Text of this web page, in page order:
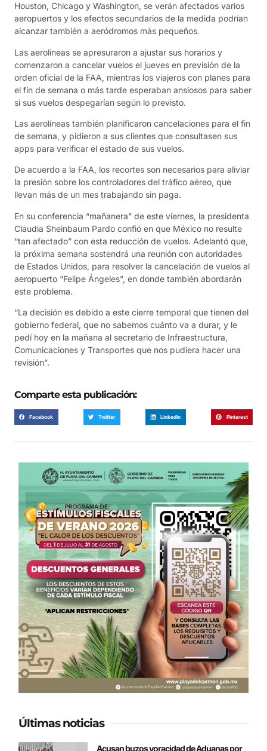
Houston, Chicago y Washington, se verán afectados varios
aeropuertos y los efectos secundarios de la medida podrían
alcanzar también a aeródromos más pequeños.
Las aerolíneas se apresuraron a ajustar sus horarios y
comenzaron a cancelar vuelos el jueves en previsión de la
orden oficial de la FAA, mientras los viajeros con planes para
el fin de semana o más tarde esperaban ansiosos para saber
si sus vuelos despegarían según lo previsto.
Las aerolíneas también planificaron cancelaciones para el fin
de semana, y pidieron a sus clientes que consultasen sus
apps para verificar el estado de sus vuelos.
De acuerdo a la FAA, los recortes son necesarios para aliviar
la presión sobre los controladores del tráfico aéreo, que
llevan más de un mes trabajando sin paga.
En su conferencia “mañanera” de este viernes, la presidenta
Claudia Sheinbaum Pardo confió en que México no resulte
“tan afectado” con esta reducción de vuelos. Adelantó que,
la próxima semana sostendrá una reunión con autoridades
de Estados Unidos, para resolver la cancelación de vuelos al
aeropuerto “Felipe Ángeles”, en donde también abordarán
este problema.
“La decisión es debido a este cierre temporal que tienen del
gobierno federal, que no sabemos cuánto va a durar, y le
pedí hoy en la mañana al secretario de Infraestructura,
Comunicaciones y Transportes que nos pudiera hacer una
revisión”.
Comparte esta publicación:
Facebook Twitter LinkedIn Pinterest
Últimas noticias
Acusan buzos voracidad de Aduanas por